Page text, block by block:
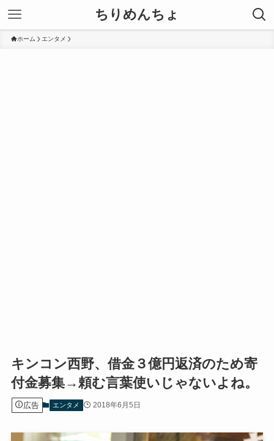
ちりめんちょ
ホーム エンタメ
キンコン西野、借金３億円返済のため寄
付金募集→頼む言葉使いじゃないよね。
広告 エンタメ 2018年6月5日